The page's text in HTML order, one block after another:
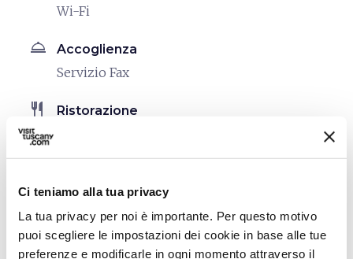
Ci teniamo alla tua privacy
La tua privacy per noi è importante. Per questo motivo
puoi scegliere le impostazioni dei cookie in base alle tue
preferenze e modificarle in ogni momento attraverso il
Wi-Fi
room_service Accoglienza
Servizio Fax
restaurant Ristorazione
Asciugacapelli
Frigo Bar
Riscaldamento